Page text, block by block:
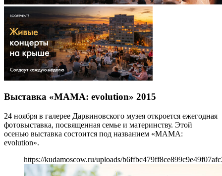
Выставка «МАМА: evolution» 2015
24 ноября в галерее Дарвиновского музея откроется ежегодная
фотовыставка, посвященная семье и материнству. Этой
осенью выставка состоится под названием «MAMA:
evolution».
https://kudamoscow.ru/uploads/